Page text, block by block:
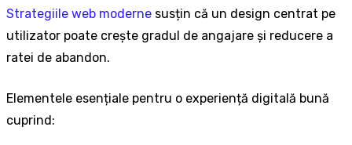
Strategiile web moderne susțin că un design centrat pe
utilizator poate crește gradul de angajare și reducere a
ratei de abandon.
Elementele esențiale pentru o experiență digitală bună
cuprind: